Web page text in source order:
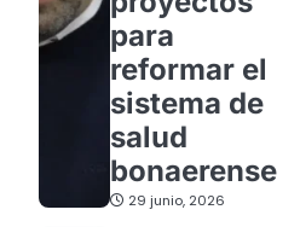
para
reformar el
sistema de
salud
bonaerense
29 junio, 2026